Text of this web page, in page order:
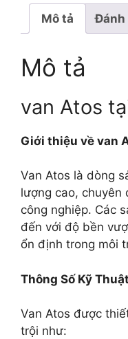
Mô tả Đánh
Mô tả
van Atos
Giới thiệu về van
Van Atos là dòng
lượng cao, chuyên
công nghiệp. Các
đến với độ bền
ổn định trong môi
Thông Số Kỹ
Van Atos được
trội như: